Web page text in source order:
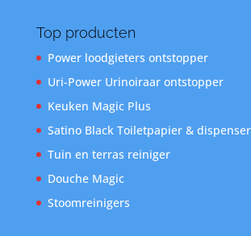
Top producten
Power loodgieters ontstopper
Uri-Power Urinoiraar ontstopper
Keuken Magic Plus
Satino Black Toiletpapier &
Tuin en terras reiniger
Douche Magic
Stoomreinigers